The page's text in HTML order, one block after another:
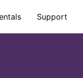
Support